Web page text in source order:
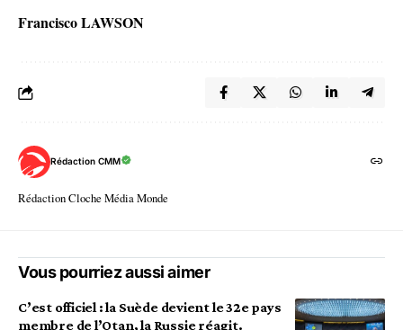
Francisco LAWSON
Rédaction CMM
Rédaction Cloche Média Monde
Vous pourriez aussi aimer
C’est officiel : la Suède devient le 32e pays
membre de l’Otan, la Russie réagit.